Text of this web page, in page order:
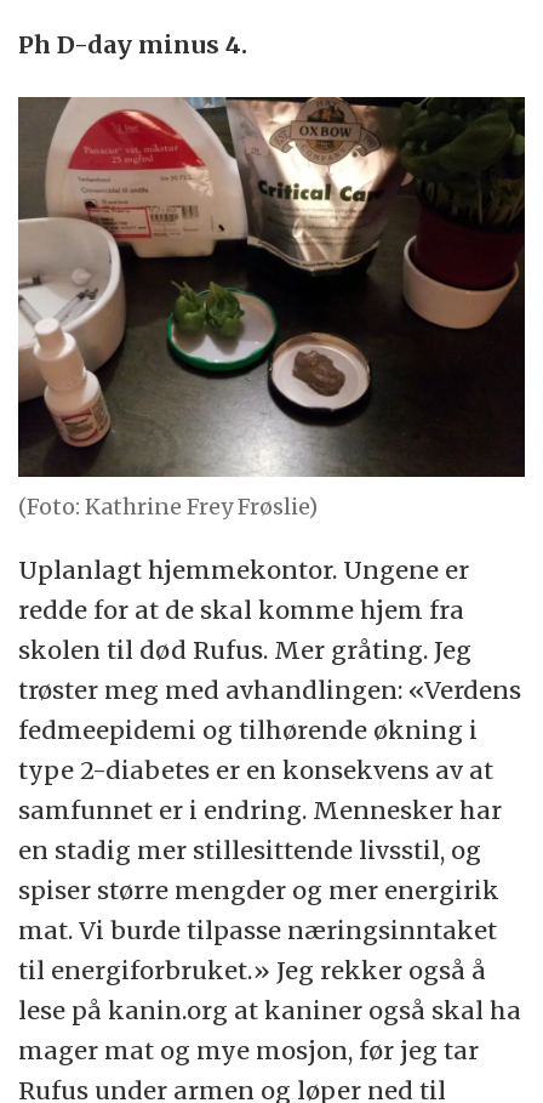
Ph D-day minus 4.
(Foto: Kathrine Frey Frøslie)
Uplanlagt hjemmekontor. Ungene er
redde for at de skal komme hjem fra
skolen til død Rufus. Mer gråting. Jeg
trøster meg med avhandlingen: «Verdens
fedmeepidemi og tilhørende økning i
type 2-diabetes er en konsekvens av at
samfunnet er i endring. Mennesker har
en stadig mer stillesittende livsstil, og
spiser større mengder og mer energirik
mat. Vi burde tilpasse næringsinntaket
til energiforbruket.» Jeg rekker også å
lese på kanin.org at kaniner også skal ha
mager mat og mye mosjon, før jeg tar
Rufus under armen og løper ned til